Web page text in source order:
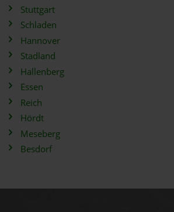
Stuttgart
Schladen
Hannover
Stadland
Hallenberg
Essen
Reich
Hördt
Meseberg
Besdorf